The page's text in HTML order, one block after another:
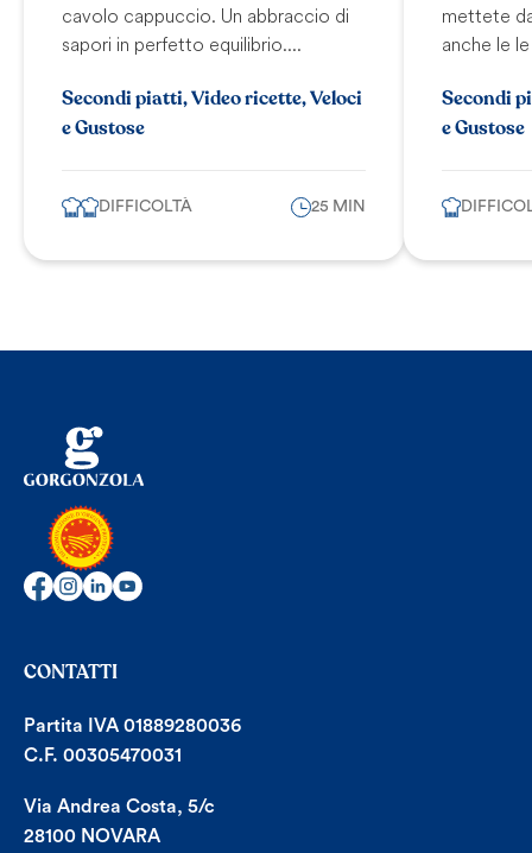
cavolo cappuccio. Un abbraccio di
sapori in perfetto equilibrio....
Secondi piatti, Video ricette, Veloci
e Gustose
DIFFICOLTÀ 25 MIN
mettete
anche le
Secondi
e Gustose
CONTATTI
Partita IVA 01889280036
C.F. 00305470031
Via Andrea Costa, 5/c
28100 NOVARA